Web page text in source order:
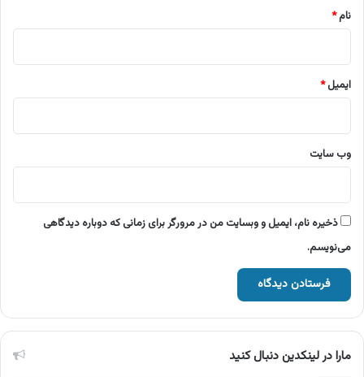
نام*
ایمیل*
وب‌ سایت
ذخیره نام، ایمیل و وبسایت من در مرورگر برای زمانی که دوباره دیدگاهی
می‌نویسم.
مارا در لینکدین دنبال کنید